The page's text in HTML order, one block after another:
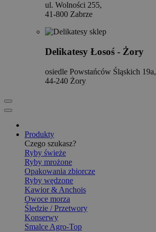
ul. Wolności 255,
41-800 Zabrze
Delikatesy Łosoś - Żory
osiedle Powstańców Śląskich 19a,
44-240 Żory
Produkty
Czego szukasz?
Ryby świeże
Ryby mrożone
Opakowania zbiorcze
Ryby wędzone
Kawior & Anchois
Owoce morza
Śledzie / Przetwory
Konserwy
Smalce Agro-Top